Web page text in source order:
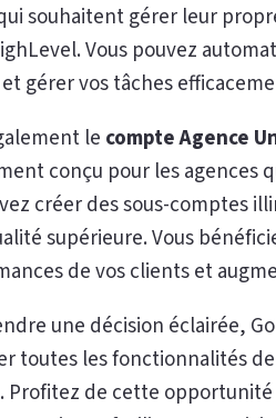
souhaitent gérer leur
Vous pouvez
gérer vos tâches
le compte Agence
conçu pour les agences
créer des sous-comptes
supérieure. Vous
de vos clients et
une décision éclairée,
toutes les fonctionnalités
de cette